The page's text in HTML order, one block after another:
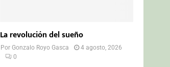
La revolución del sueño
PorGonzalo Royo Gasca
4 agosto, 2026
0